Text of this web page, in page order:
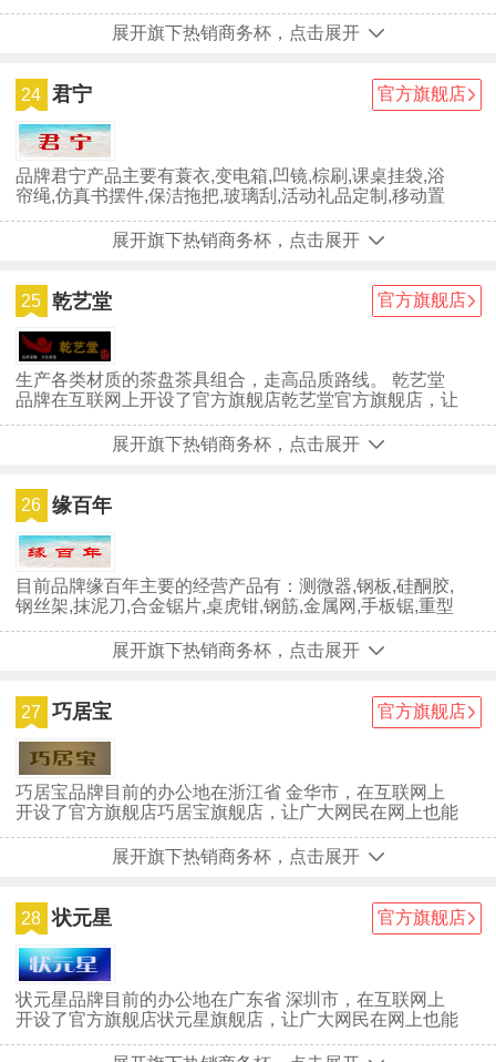
展开旗下热销商务杯，点击展开
24 君宁 官方旗舰店
品牌君宁产品主要有蓑衣,变电箱,凹镜,棕刷,课桌挂袋,浴
帘绳,仿真书摆件,保洁拖把,玻璃刮,活动礼品定制,移动置
展开旗下热销商务杯，点击展开
25 乾艺堂 官方旗舰店
生产各类材质的茶盘茶具组合，走高品质路线。 乾艺堂
品牌在互联网上开设了官方旗舰店乾艺堂官方旗舰店，让
艺堂品牌自创立至今，深受广大用户们的喜爱，虽然乾艺
堂已经取得一些不错的成绩，但并没有放慢前进的步伐，
展开旗下热销商务杯，点击展开
26 缘百年
目前品牌缘百年主要的经营产品有：测微器,钢板,硅酮胶,
钢丝架,抹泥刀,合金锯片,桌虎钳,钢筋,金属网,手板锯,重型
展开旗下热销商务杯，点击展开
27 巧居宝 官方旗舰店
巧居宝品牌目前的办公地在浙江省 金华市，在互联网上
开设了官方旗舰店巧居宝旗舰店，让广大网民在网上也能
今，深受广大用户们的喜爱，虽然巧居宝已经取得一些不
错的成绩，但并没有放慢前进的步伐，仍在为成为行业中
展开旗下热销商务杯，点击展开
28 状元星 官方旗舰店
状元星品牌目前的办公地在广东省 深圳市，在互联网上
开设了官方旗舰店状元星旗舰店，让广大网民在网上也能